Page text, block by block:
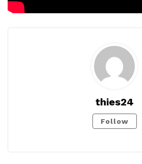
thies24
Follow